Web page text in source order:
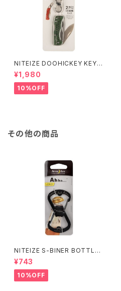
NITEIZE DOOHICKEY KEY
CHAIN KNIFE / グリーン
¥1,980
10%OFF
その他の商品
NITEIZE S-BINER BOTTLE
OPENER / ブラック
¥743
10%OFF